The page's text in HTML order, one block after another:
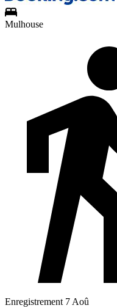
Mulhouse
Enregistrement 7 Aoû